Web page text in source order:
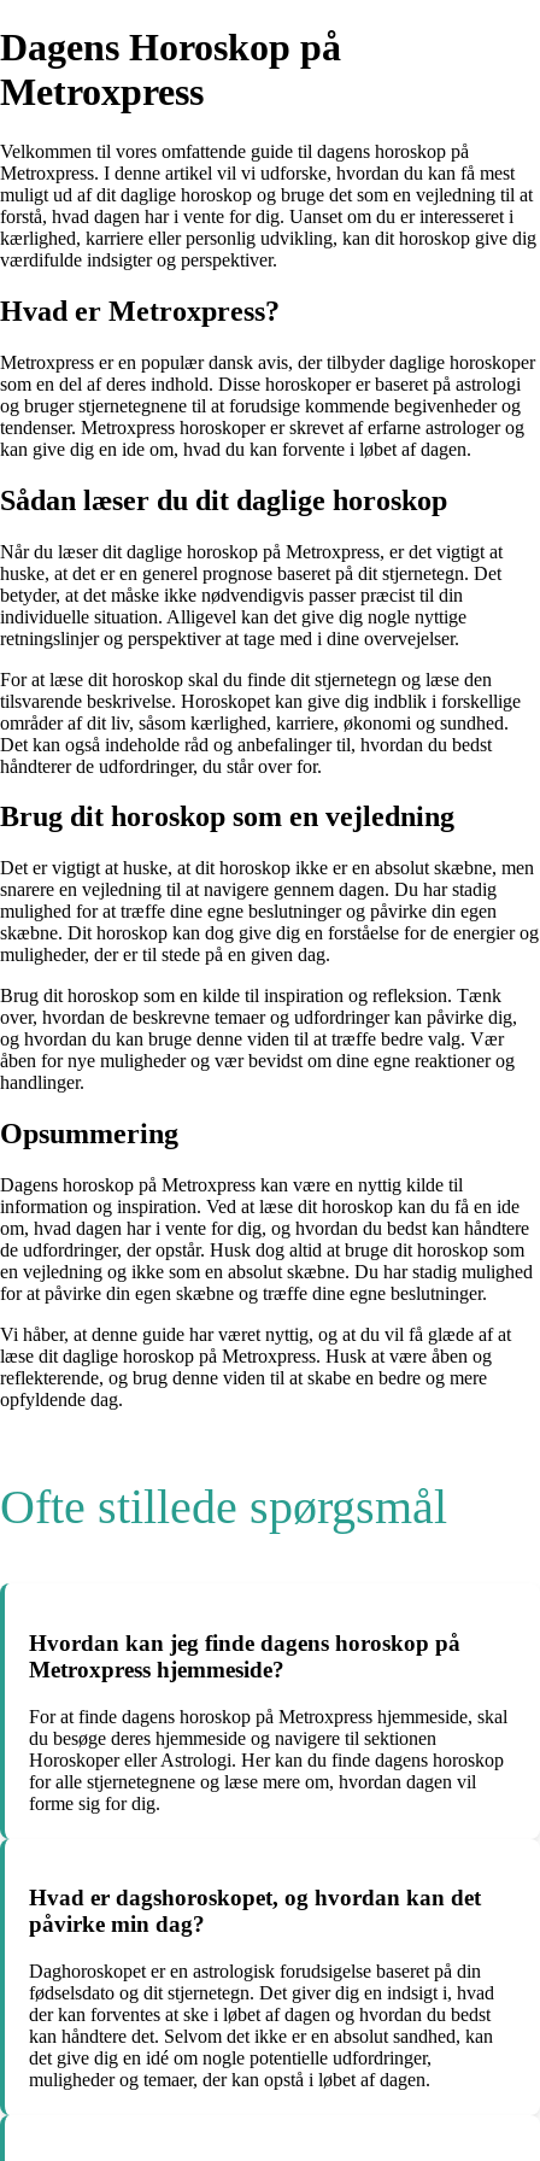
Dagens Horoskop på
Metroxpress
Velkommen til vores omfattende guide til dagens horoskop på
Metroxpress. I denne artikel vil vi udforske, hvordan du kan få mest
muligt ud af dit daglige horoskop og bruge det som en vejledning til at
forstå, hvad dagen har i vente for dig. Uanset om du er interesseret i
kærlighed, karriere eller personlig udvikling, kan dit horoskop give dig
værdifulde indsigter og perspektiver.
Hvad er Metroxpress?
Metroxpress er en populær dansk avis, der tilbyder daglige horoskoper
som en del af deres indhold. Disse horoskoper er baseret på astrologi
og bruger stjernetegnene til at forudsige kommende begivenheder og
tendenser. Metroxpress horoskoper er skrevet af erfarne astrologer og
kan give dig en ide om, hvad du kan forvente i løbet af dagen.
Sådan læser du dit daglige horoskop
Når du læser dit daglige horoskop på Metroxpress, er det vigtigt at
huske, at det er en generel prognose baseret på dit stjernetegn. Det
betyder, at det måske ikke nødvendigvis passer præcist til din
individuelle situation. Alligevel kan det give dig nogle nyttige
retningslinjer og perspektiver at tage med i dine overvejelser.
For at læse dit horoskop skal du finde dit stjernetegn og læse den
tilsvarende beskrivelse. Horoskopet kan give dig indblik i forskellige
områder af dit liv, såsom kærlighed, karriere, økonomi og sundhed.
Det kan også indeholde råd og anbefalinger til, hvordan du bedst
håndterer de udfordringer, du står over for.
Brug dit horoskop som en vejledning
Det er vigtigt at huske, at dit horoskop ikke er en absolut skæbne, men
snarere en vejledning til at navigere gennem dagen. Du har stadig
mulighed for at træffe dine egne beslutninger og påvirke din egen
skæbne. Dit horoskop kan dog give dig en forståelse for de energier og
muligheder, der er til stede på en given dag.
Brug dit horoskop som en kilde til inspiration og refleksion. Tænk
over, hvordan de beskrevne temaer og udfordringer kan påvirke dig,
og hvordan du kan bruge denne viden til at træffe bedre valg. Vær
åben for nye muligheder og vær bevidst om dine egne reaktioner og
handlinger.
Opsummering
Dagens horoskop på Metroxpress kan være en nyttig kilde til
information og inspiration. Ved at læse dit horoskop kan du få en ide
om, hvad dagen har i vente for dig, og hvordan du bedst kan håndtere
de udfordringer, der opstår. Husk dog altid at bruge dit horoskop som
en vejledning og ikke som en absolut skæbne. Du har stadig mulighed
for at påvirke din egen skæbne og træffe dine egne beslutninger.
Vi håber, at denne guide har været nyttig, og at du vil få glæde af at
læse dit daglige horoskop på Metroxpress. Husk at være åben og
reflekterende, og brug denne viden til at skabe en bedre og mere
opfyldende dag.
Ofte stillede spørgsmål
Hvordan kan jeg finde dagens horoskop på
Metroxpress hjemmeside?
For at finde dagens horoskop på Metroxpress hjemmeside, skal
du besøge deres hjemmeside og navigere til sektionen
Horoskoper eller Astrologi. Her kan du finde dagens horoskop
for alle stjernetegnene og læse mere om, hvordan dagen vil
forme sig for dig.
Hvad er dagshoroskopet, og hvordan kan det
påvirke min dag?
Daghoroskopet er en astrologisk forudsigelse baseret på din
fødselsdato og dit stjernetegn. Det giver dig en indsigt i, hvad
der kan forventes at ske i løbet af dagen og hvordan du bedst
kan håndtere det. Selvom det ikke er en absolut sandhed, kan
det give dig en idé om nogle potentielle udfordringer,
muligheder og temaer, der kan opstå i løbet af dagen.